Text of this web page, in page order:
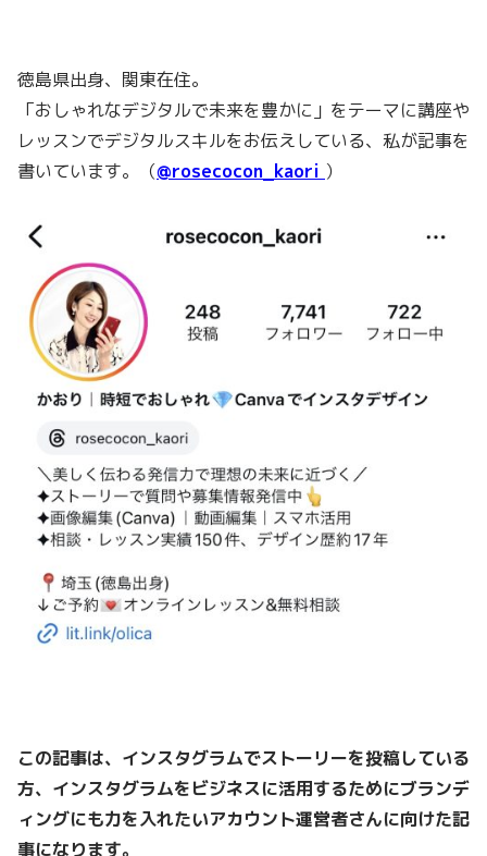
徳島県出身、関東在住。
「おしゃれなデジタルで未来を豊かに」をテーマに講座や
レッスンでデジタルスキルをお伝えしている、私が記事を
書いています。（@rosecocon_kaori ）
この記事は、インスタグラムでストーリーを投稿している
方、インスタグラムをビジネスに活用するためにブランデ
ィングにも力を入れたいアカウント運営者さんに向けた記
事になります。